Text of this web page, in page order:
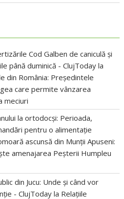
Cod Galben de caniculă și
până duminică - ClujToday la
din România: Președintele
care permite vânzarea
meciuri
la ortodocși: Perioada,
pentru o alimentație
ascunsă din Munții Apuseni:
amenajarea Peșterii Humpleu
din Jucu: Unde și când vor
- ClujToday la Relațiile